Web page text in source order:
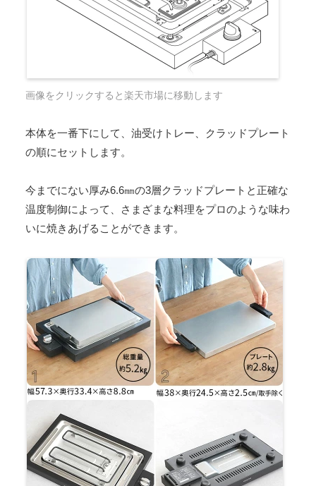
画像をクリックすると楽天市場に移動します
本体を一番下にして、油受けトレー、クラッドプレート
の順にセットします。
今までにない厚み6.6㎜の3層クラッドプレートと正確な
温度制御によって、さまざまな料理をプロのような味わ
いに焼きあげることができます。